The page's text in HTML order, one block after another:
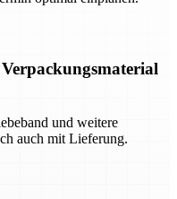
und weitere
auch mit Lieferung.